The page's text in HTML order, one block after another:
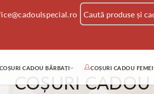
COȘURI CADOU BĂRBAȚI COȘURI CADOU FEMEI
COȘURI